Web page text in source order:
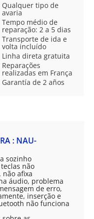
Qualquer tipo de
avaria
Tempo médio de
reparação: 2 a 5 dias
Transporte de ida e
volta incluído
Linha direta gratuita
Reparações
realizadas em França
Garantía de 2 años
: NAU-
sozinho
não
afixa
áudio, problema
de erro,
inserção e
não funciona